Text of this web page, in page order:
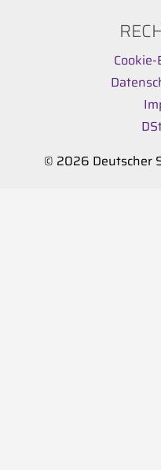
© 2026 Deutscher